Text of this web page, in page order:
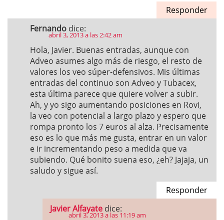
Responder
Fernando dice:
abril 3, 2013 a las 2:42 am
Hola, Javier. Buenas entradas, aunque con
Adveo asumes algo más de riesgo, el resto de
valores los veo súper-defensivos. Mis últimas
entradas del continuo son Adveo y Tubacex,
esta última parece que quiere volver a subir.
Ah, y yo sigo aumentando posiciones en Rovi,
la veo con potencial a largo plazo y espero que
rompa pronto los 7 euros al alza. Precisamente
eso es lo que más me gusta, entrar en un valor
e ir incrementando peso a medida que va
subiendo. Qué bonito suena eso, ¿eh? Jajaja, un
saludo y sigue así.
Responder
Javier Alfayate dice:
abril 3, 2013 a las 11:19 am